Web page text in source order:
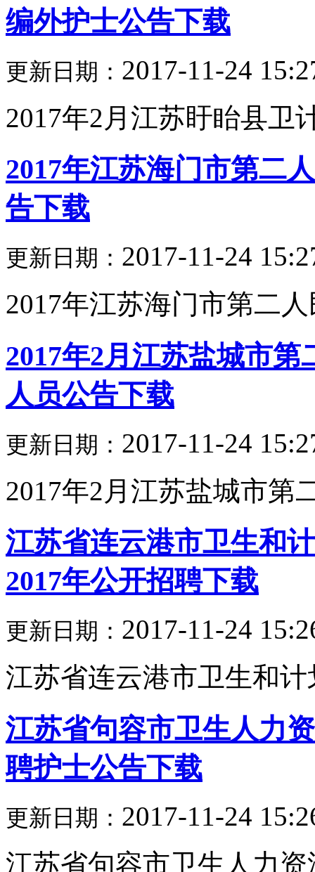
编外护士公告下载
更新日期： 2017-11-24
2017年2月江苏盱眙县卫
2017年江苏海门市第二
告下载
更新日期： 2017-11-24
2017年江苏海门市第二
2017年2月江苏盐城市
人员公告下载
更新日期： 2017-11-24
2017年2月江苏盐城市第
江苏省连云港市卫生和
2017年公开招聘下载
更新日期： 2017-11-24
江苏省连云港市卫生和
江苏省句容市卫生人力
聘护士公告下载
更新日期： 2017-11-24
江苏省句容市卫生人力资